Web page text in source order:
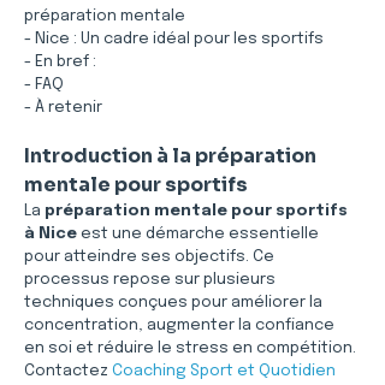
préparation mentale
- Nice : Un cadre idéal pour les sportifs
- En bref :
- FAQ
- À retenir
Introduction à la préparation
mentale pour sportifs
La préparation mentale pour sportifs
à Nice est une démarche essentielle
pour atteindre ses objectifs. Ce
processus repose sur plusieurs
techniques conçues pour améliorer la
concentration, augmenter la confiance
en soi et réduire le stress en compétition.
Contactez Coaching Sport et Quotidien